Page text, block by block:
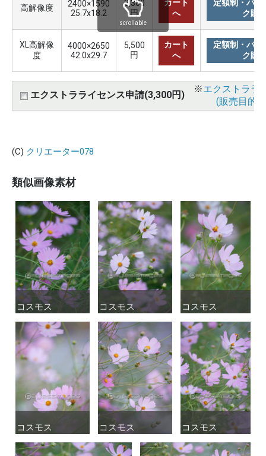
高解像度
2400×1590
25.7x18.2
3,300
円
カート
へ
定額制・バリ
ク購
XL高解像
度
4000×2650
42.0x29.7
5,500
円
カート
へ
定額制・バリ
ク購
エクストラライセンス申請(3,300円)
※エクストララ
(販売目的
scrollable
(C) クリエーター078
類似画像素材
コスモス
コスモス コスモス
コスモス コスモス
コスモス
コスモス
コスモス コスモス
コスモス コスモス
コスモス